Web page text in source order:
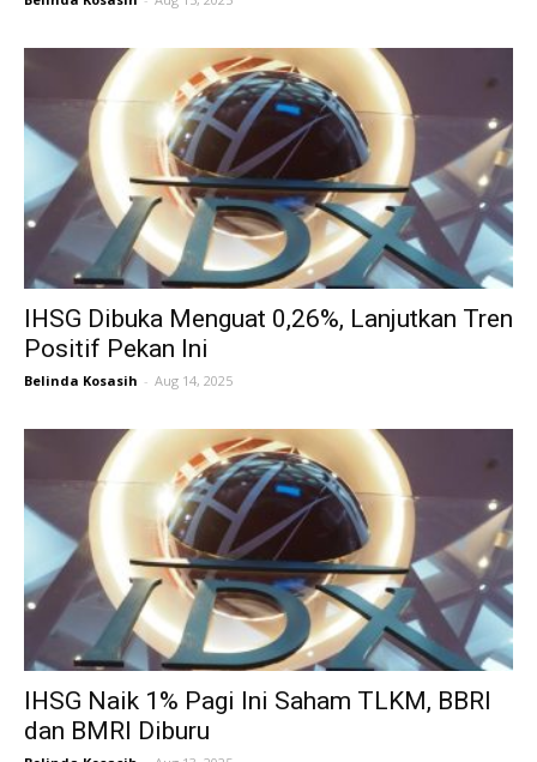
IHSG Dibuka Menguat 0,26%, Lanjutkan Tren
Positif Pekan Ini
Belinda Kosasih - Aug 14, 2025
IHSG Naik 1% Pagi Ini Saham TLKM, BBRI
dan BMRI Diburu